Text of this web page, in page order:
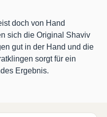
doch von Hand
sich die Original Shaviv
gut in der Hand und die
sorgt für ein
Ergebnis.